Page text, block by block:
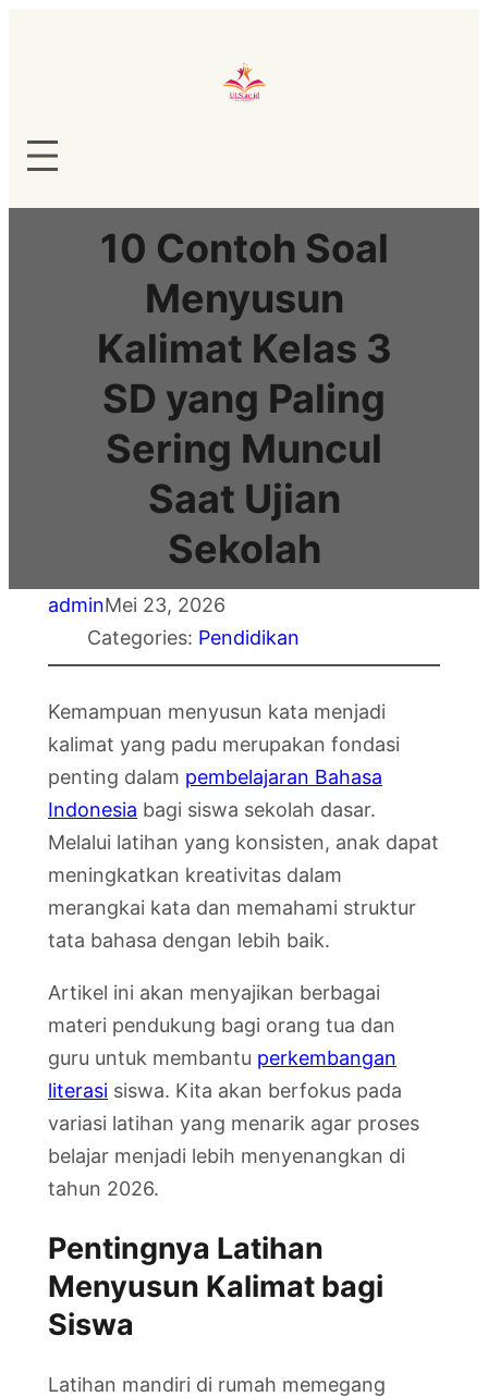
10 Contoh Soal
Menyusun
Kalimat Kelas 3
SD yang Paling
Sering Muncul
Saat Ujian
Sekolah
adminMei 23, 2026
Categories: Pendidikan
Kemampuan menyusun kata menjadi
kalimat yang padu merupakan fondasi
penting dalam pembelajaran Bahasa
Indonesia bagi siswa sekolah dasar.
Melalui latihan yang konsisten, anak dapat
meningkatkan kreativitas dalam
merangkai kata dan memahami struktur
tata bahasa dengan lebih baik.
Artikel ini akan menyajikan berbagai
materi pendukung bagi orang tua dan
guru untuk membantu perkembangan
literasi siswa. Kita akan berfokus pada
variasi latihan yang menarik agar proses
belajar menjadi lebih menyenangkan di
tahun 2026.
Pentingnya Latihan
Menyusun Kalimat bagi
Siswa
Latihan mandiri di rumah memegang